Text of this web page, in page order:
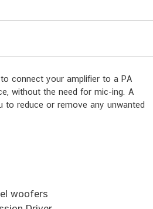
connect your amplifier to a PA
without the need for mic-ing. A
to reduce or remove any unwanted
woofers